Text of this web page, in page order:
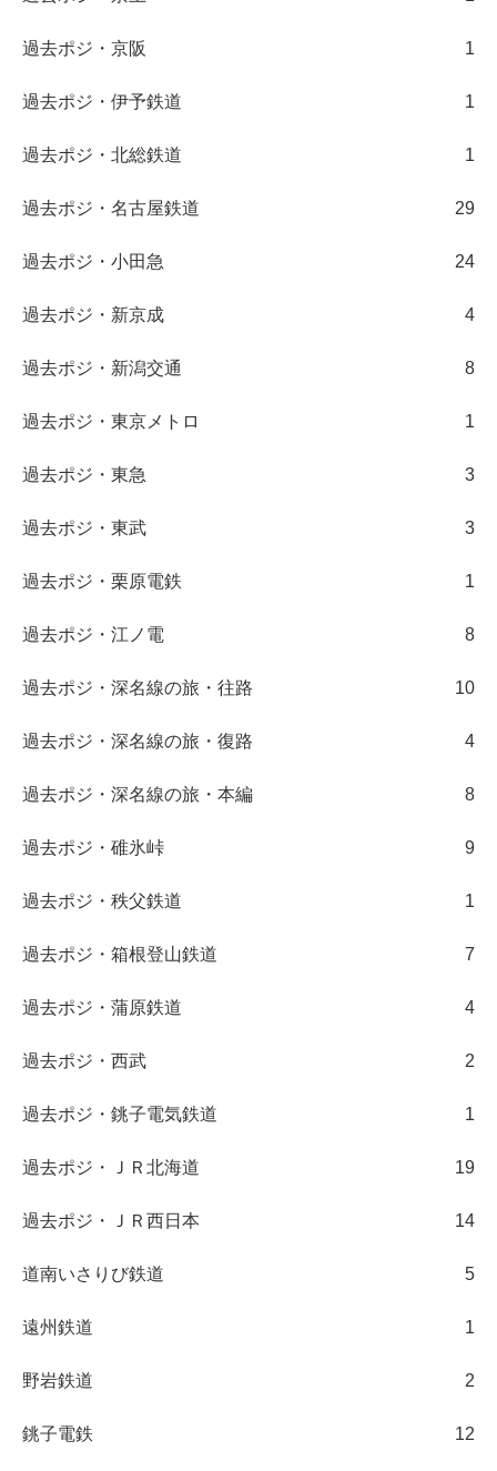
過去ポジ・京阪 1
過去ポジ・伊予鉄道 1
過去ポジ・北総鉄道 1
過去ポジ・名古屋鉄道 29
過去ポジ・小田急 24
過去ポジ・新京成 4
過去ポジ・新潟交通 8
過去ポジ・東京メトロ 1
過去ポジ・東急 3
過去ポジ・東武 3
過去ポジ・栗原電鉄 1
過去ポジ・江ノ電 8
過去ポジ・深名線の旅・往路 10
過去ポジ・深名線の旅・復路 4
過去ポジ・深名線の旅・本編 8
過去ポジ・碓氷峠 9
過去ポジ・秩父鉄道 1
過去ポジ・箱根登山鉄道 7
過去ポジ・蒲原鉄道 4
過去ポジ・西武 2
過去ポジ・銚子電気鉄道 1
過去ポジ・ＪＲ北海道 19
過去ポジ・ＪＲ西日本 14
道南いさりび鉄道 5
遠州鉄道 1
野岩鉄道 2
銚子電鉄 12